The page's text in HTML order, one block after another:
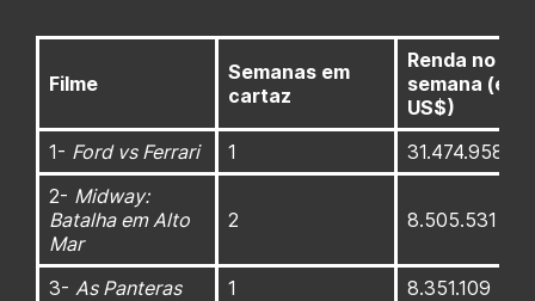
Filme
Semanas em
cartaz
Renda no fim
semana (em
US$)
1- Ford vs Ferrari 1
31.474.958
2- Midway:
Batalha em Alto
Mar
2 8.505.531
3- As Panteras 1
8.351.109